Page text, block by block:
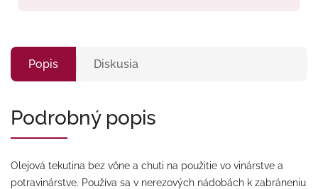
Popis Diskusia
Podrobný popis
Olejová tekutina bez vône a chuti na použitie vo vinárstve a
potravinárstve. Používa sa v nerezových nádobách k zabráneniu